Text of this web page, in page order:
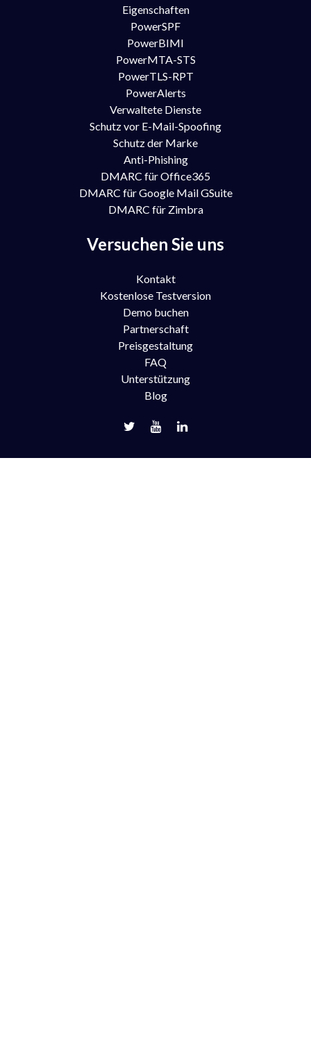
Eigenschaften
PowerSPF
PowerBIMI
PowerMTA-STS
PowerTLS-RPT
PowerAlerts
Verwaltete Dienste
Schutz vor E-Mail-Spoofing
Schutz der Marke
Anti-Phishing
DMARC für Office365
DMARC für Google Mail GSuite
DMARC für Zimbra
Versuchen Sie uns
Kontakt
Kostenlose Testversion
Demo buchen
Partnerschaft
Preisgestaltung
FAQ
Unterstützung
Blog